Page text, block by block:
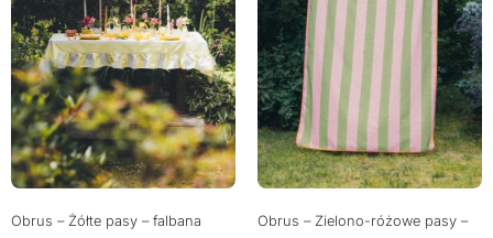
Obrus – Żółte pasy – falbana
Obrus – Zielono-różowe pasy –